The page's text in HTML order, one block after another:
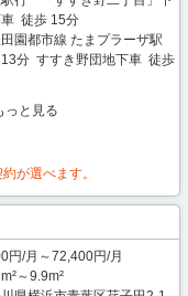
徒歩 15分
園都市線 たまプラーザ駅
分 すすき野団地下車 徒歩
っと見る
が選べます。
円/月～72,400円/月
～9.9m²